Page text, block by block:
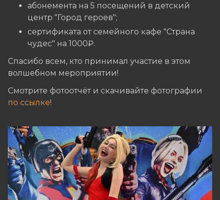
абонемента на 5 посещений в детский
центр "Город героев";
сертификата от семейного кафе "Страна
чудес" на 1000₽.
Спасибо всем, кто принимал участие в этом
волшебном мероприятии!
Смотрите фотоотчёт и скачивайте фотографии
по ссылке!